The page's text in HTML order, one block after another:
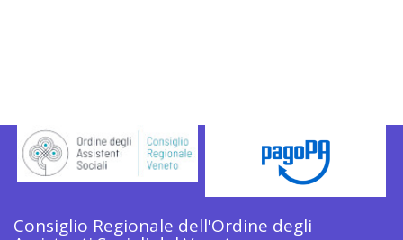
Consiglio Regionale dell'Ordine degli